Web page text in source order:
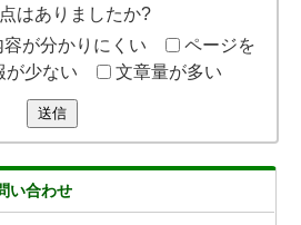
はありましたか?
容が分かりにくい
ページを
が少ない 文章量が多い
送信
い合わせ